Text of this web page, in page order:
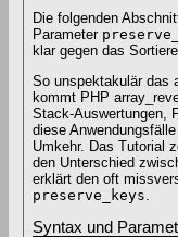
Die folgenden
Parameter
klar gegen das
So unspektakulär das
kommt PHP
Stack-Auswertungen,
diese
Umkehr. Das Tutorial
den Unterschied
erklärt den oft
preserve_keys.
Syntax und